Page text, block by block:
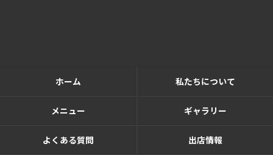
ホーム 私たちについて
メニュー ギャラリー
よくある質問 出店情報